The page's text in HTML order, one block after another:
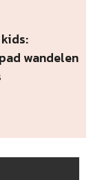
wandelen